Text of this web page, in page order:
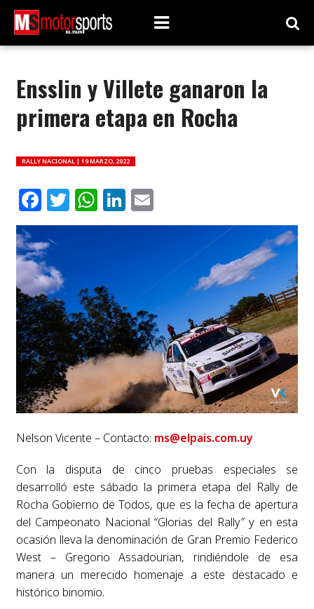
Ensslin y Villete ganaron la
primera etapa en Rocha
RALLY NACIONAL | 19 MARZO, 2022
Facebook
Twitter
WhatsApp
LinkedIn
Email
Nelson Vicente – Contacto: ms@elpais.com.uy
Con la disputa de cinco pruebas especiales se
desarrolló este sábado la primera etapa del Rally de
Rocha Gobierno de Todos, que es la fecha de apertura
del Campeonato Nacional “Glorias del Rally” y en esta
ocasión lleva la denominación de Gran Premio Federico
West – Gregorio Assadourian, rindiéndole de esa
manera un merecido homenaje a este destacado e
histórico binomio.